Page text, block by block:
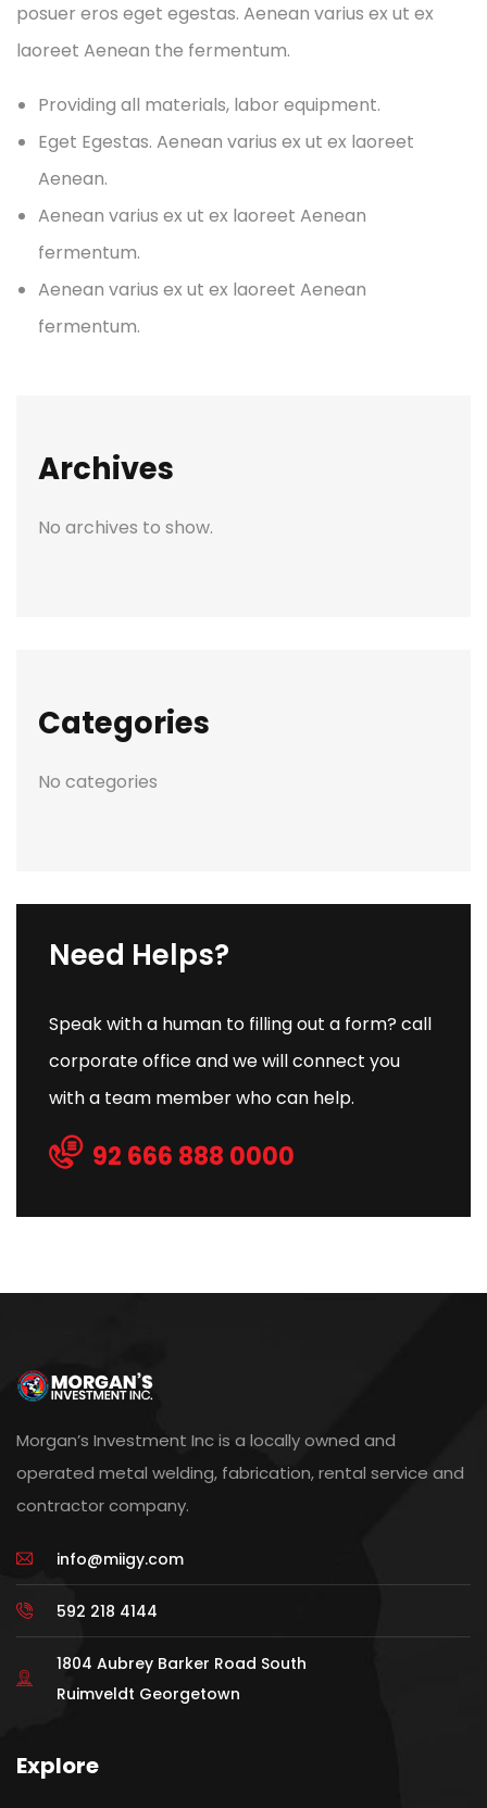
posuer eros eget egestas. Aenean varius ex ut ex
laoreet Aenean the fermentum.
Providing all materials, labor equipment.
Eget Egestas. Aenean varius ex ut ex laoreet
Aenean.
Aenean varius ex ut ex laoreet Aenean
fermentum.
Aenean varius ex ut ex laoreet Aenean
fermentum.
Archives
No archives to show.
Categories
No categories
Need Helps?
Speak with a human to filling out a form? call
corporate office and we will connect you
with a team member who can help.
92 666 888 0000
Morgan’s Investment Inc is a locally owned and
operated metal welding, fabrication, rental service and
contractor company.
info@miigy.com
592 218 4144
1804 Aubrey Barker Road South
Ruimveldt Georgetown
Explore